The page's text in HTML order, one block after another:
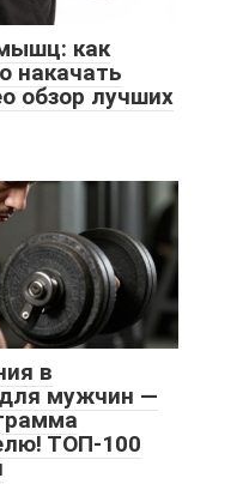
как
накачать
обзор лучших
в
мужчин —
ТОП-100